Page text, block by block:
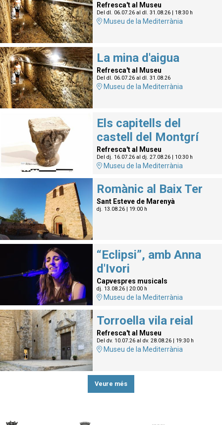
Refresca't al Museu
Del dl. 06.07.26al dl. 31.08.26| 18:30 h
Museu de la Mediterrània
La mina d'aigua
Refresca't al Museu
Del dl. 06.07.26al dl. 31.08.26
Museu de la Mediterrània
Els capitells del
castell del Montgrí
Refresca't al Museu
Del dj. 16.07.26al dj. 27.08.26| 10:30 h
Museu de la Mediterrània
Romànic al Baix Ter
Sant Esteve de Marenyà
dj. 13.08.26| 19:00 h
“Eclipsi”, amb Anna
d'Ivori
Capvespres musicals
dj. 13.08.26| 20:00 h
Museu de la Mediterrània
Torroella vila reial
Refresca't al Museu
Del dv. 10.07.26al dv. 28.08.26| 19:30 h
Museu de la Mediterrània
Veure més